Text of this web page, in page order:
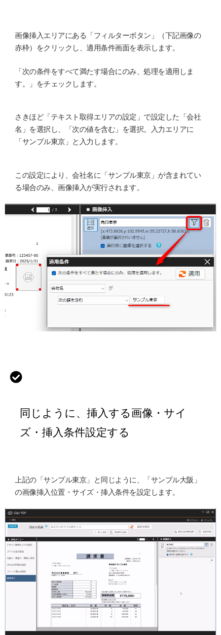
画像挿入エリアにある「フィルターボタン」（下記画像の
赤枠）をクリックし、適用条件画面を表示します。
「次の条件をすべて満たす場合にのみ、処理を適用しま
す。」をチェックします。
さきほど「テキスト取得エリアの設定」で設定した「会社
名」を選択し、「次の値を含む」を選択。入力エリアに
「サンプル東京」と入力します。
この設定により、会社名に「サンプル東京」が含まれてい
る場合のみ、画像挿入が実行されます。
同じように、挿入する画像・サイ
ズ・挿入条件設定する
上記の「サンプル東京」と同じように、「サンプル大阪」
の画像挿入位置・サイズ・挿入条件を設定します。